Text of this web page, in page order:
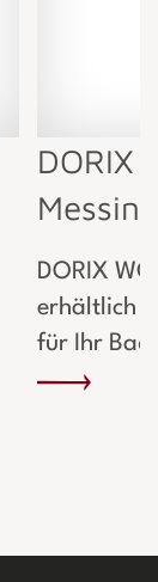
DORIX
Messing
DORIX
erhältlich
für Ihr